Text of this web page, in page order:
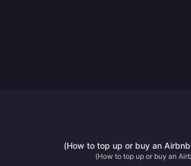
How to top up or buy an
How to top up or buy an